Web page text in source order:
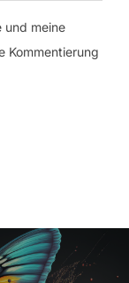
und meine
Kommentierung